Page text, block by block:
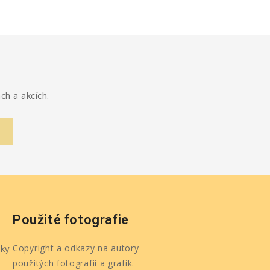
a akcích.
Použité fotografie
Copyright a odkazy na autory
použitých fotografií a grafik.